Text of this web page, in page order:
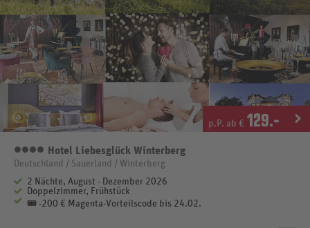
p.P. ab € 129.-
4 Sterne
Hotel Liebesglück Winterberg
Deutschland / Sauerland / Winterberg
2 Nächte, August - Dezember 2026
Doppelzimmer, Frühstück
🎟️ -200 € Magenta-Vorteilscode bis 24.02.